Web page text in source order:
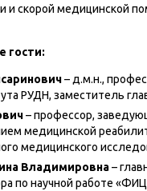
и скорой медицинской
гости:
– д.м.н.,
РУДН, заместитель
– профессор,
медицинской
медицинского
Владимировна–
по научной работе